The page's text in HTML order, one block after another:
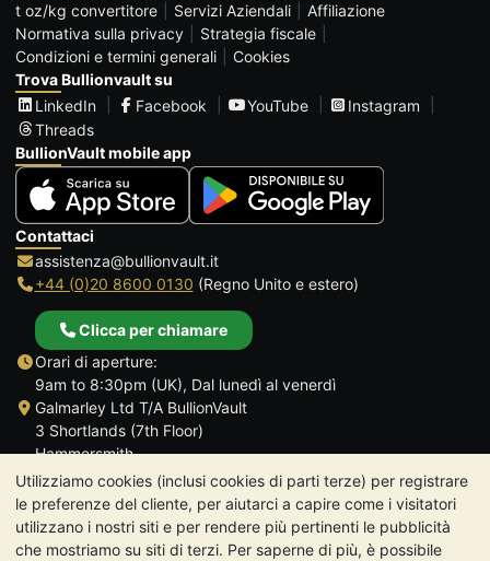
Utilizziamo cookies (inclusi cookies di parti terze) per registrare
le preferenze del cliente, per aiutarci a capire come i visitatori
utilizzano i nostri siti e per rendere più pertinenti le pubblicità
che mostriamo su siti di terzi. Per saperne di più, è possibile
t oz/kg convertitore
Servizi Aziendali
Affiliazione
Normativa sulla privacy
Strategia fiscale
Condizioni e termini generali
Cookies
Trova Bullionvault su
LinkedIn
Facebook YouTube
Instagram
Threads
BullionVault mobile app
Contattaci
assistenza@bullionvault.it
+44 (0)20 8600 0130 (Regno Unito e estero)
Clicca per chiamare
Orari di aperture:
9am to 8:30pm (UK), Dal lunedì al venerdì
Galmarley Ltd T/A BullionVault
3 Shortlands (7th Floor)
Hammersmith
Londra
W6 8DA
Regno Unito